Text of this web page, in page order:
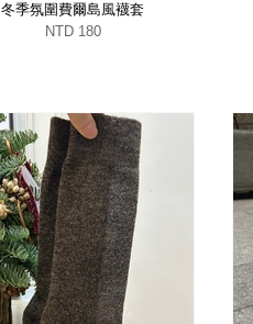
冬季氛圍費爾島風襪套
NTD 180